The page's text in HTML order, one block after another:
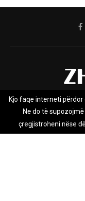
Rreth nesh
Zhurnal.mk është
Kjo faqe interneti
Ne do të
çregjistroheni nëse